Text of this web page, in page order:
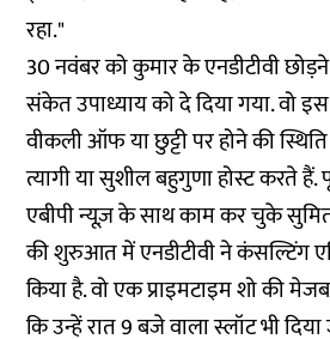
रहा."
30 नवंबर को कुमार के एनडीटीवी
संकेत उपाध्याय को दे दिया गया. वो
वीकली ऑफ या छुट्टी पर होने की
त्यागी या सुशील बहुगुणा होस्ट करते हैं.
एबीपी न्यूज़ के साथ काम कर चुके
की शुरुआत में एनडीटीवी ने कंसल्टिंग
किया है. वो एक प्राइमटाइम शो की
कि उन्हें रात 9 बजे वाला स्लॉट भी